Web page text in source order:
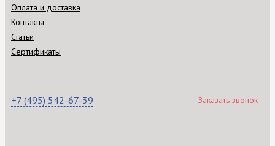
Оплата и доставка
Контакты
Статьи
Сертификаты
+7 (495) 542-67-39 Заказать звонок